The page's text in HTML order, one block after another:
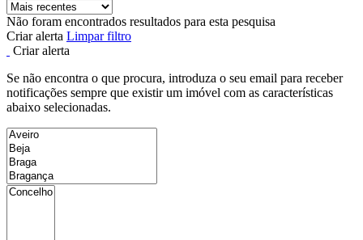
Não foram encontrados resultados para esta pesquisa
Criar alerta Limpar filtro
Criar alerta
Se não encontra o que procura, introduza o seu email para receber
notificações sempre que existir um imóvel com as características
abaixo selecionadas.